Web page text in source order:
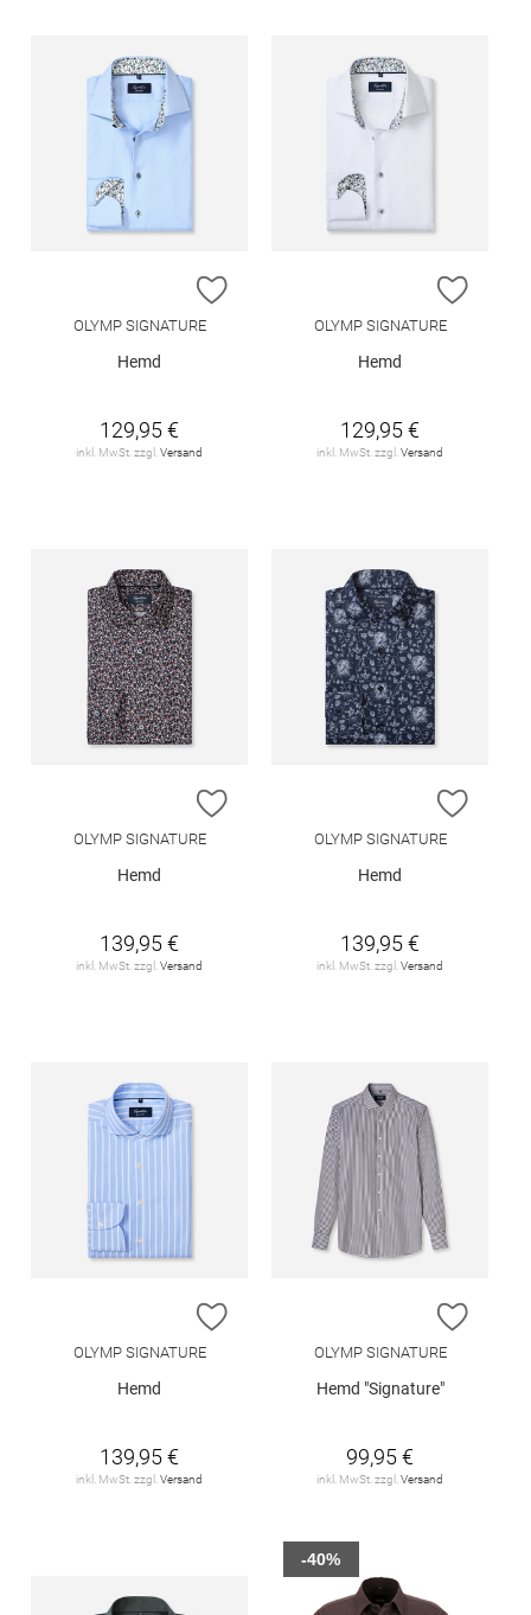
ZUR WUNSCHLISTE HINZUFÜGEN
OLYMP SIGNATURE
Hemd
129,95 €
inkl. MwSt. zzgl.Versand
ZUR
OLYMP SIGNATURE
Hemd
129,95 €
inkl. MwSt. zzgl.Versand
ZUR WUNSCHLISTE HINZUFÜGEN
OLYMP SIGNATURE
Hemd
139,95 €
inkl. MwSt. zzgl. Versand
ZUR
OLYMP SIGNATURE
Hemd
139,95 €
inkl. MwSt. zzgl. Versand
ZUR WUNSCHLISTE HINZUFÜGEN
OLYMP SIGNATURE
Hemd
139,95 €
inkl. MwSt. zzgl. Versand
ZUR
OLYMP SIGNATURE
Hemd "Signature"
99,95 €
inkl. MwSt. zzgl. Versand
-40%